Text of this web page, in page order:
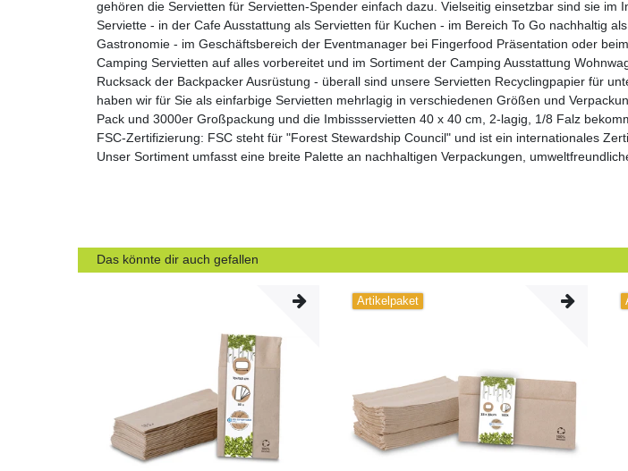
gehören die Servietten für Servietten-Spender einfach dazu. Vielseitig einsetzbar sind sie
Serviette - in der Cafe Ausstattung als Servietten für Kuchen - im Bereich To Go nachhaltig
Gastronomie - im Geschäftsbereich der Eventmanager bei Fingerfood Präsentation oder
Camping Servietten auf alles vorbereitet und im Sortiment der Camping Ausstattung
Rucksack der Backpacker Ausrüstung - überall sind unsere Servietten Recyclingpapier für
haben wir für Sie als einfarbige Servietten mehrlagig in verschiedenen Größen und
Pack und 3000er Großpackung und die Imbissservietten 40 x 40 cm, 2-lagig, 1/8 Falz
FSC-Zertifizierung: FSC steht für "Forest Stewardship Council" und ist ein internationales
Unser Sortiment umfasst eine breite Palette an nachhaltigen Verpackungen,
Das könnte dir auch gefallen
Artikelpaket